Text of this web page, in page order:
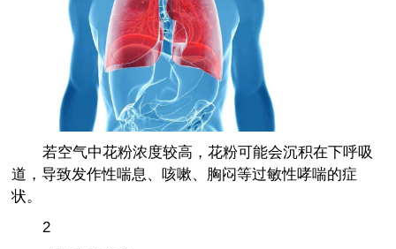
若空气中花粉浓度较高，花粉可能会沉积在下呼吸
道，导致发作性喘息、咳嗽、胸闷等过敏性哮喘的症
状。
2